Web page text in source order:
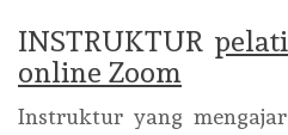
INSTRUKTUR
online Zoom
Instruktur yang